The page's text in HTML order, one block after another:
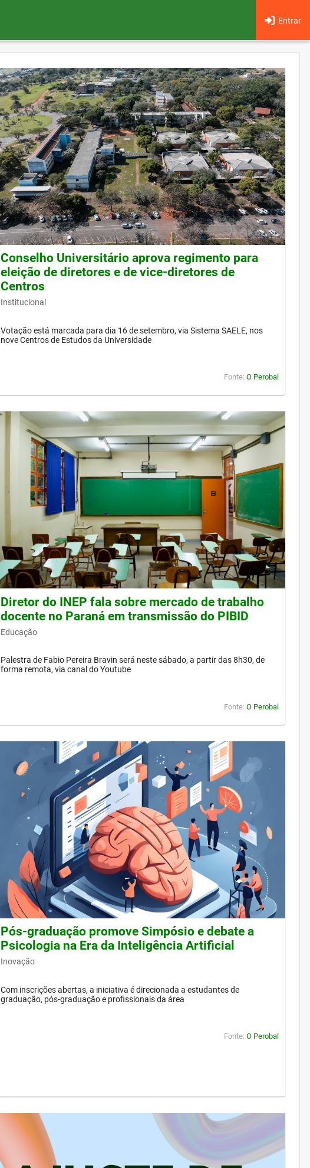
Entrar
Conselho Universitário aprova regimento para
eleição de diretores e de vice-diretores de
Centros
Institucional
Votação está marcada para dia 16 de setembro, via Sistema SAELE, nos
nove Centros de Estudos da Universidade
Fonte: O Perobal
Diretor do INEP fala sobre mercado de trabalho
docente no Paraná em transmissão do PIBID
Educação
Palestra de Fabio Pereira Bravin será neste sábado, a partir das 8h30, de
forma remota, via canal do Youtube
Fonte: O Perobal
Pós-graduação promove Simpósio e debate a
Psicologia na Era da Inteligência Artificial
Inovação
Com inscrições abertas, a iniciativa é direcionada a estudantes de
graduação, pós-graduação e profissionais da área
Fonte: O Perobal